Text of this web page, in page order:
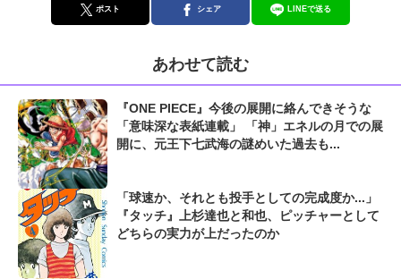
ポスト シェア LINEで送る
あわせて読む
『ONE PIECE』今後の展開に絡んできそうな
「意味深な表紙連載」 「神」エネルの月での展
開に、元王下七武海の謎めいた過去も...
「球速か、それとも投手としての完成度か...」
『タッチ』上杉達也と和也、ピッチャーとして
どちらの実力が上だったのか